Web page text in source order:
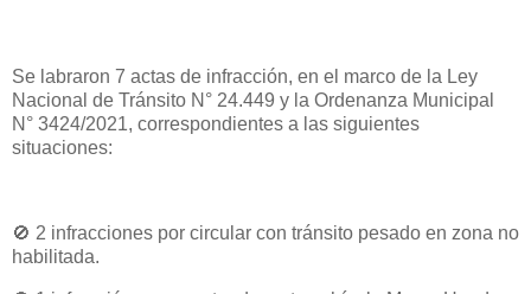
Se labraron 7 actas de infracción, en el marco de la Ley
Nacional de Tránsito N° 24.449 y la Ordenanza Municipal
N° 3424/2021, correspondientes a las siguientes
situaciones:
🚫 2 infracciones por circular con tránsito pesado en zona no
habilitada.